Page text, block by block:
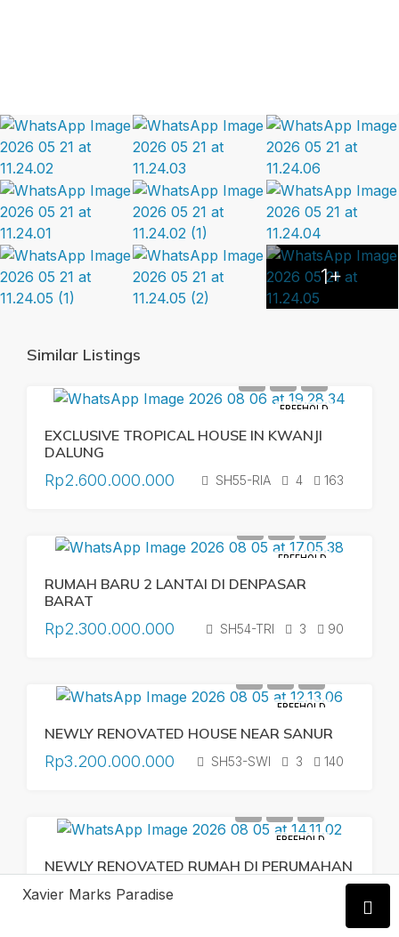
1+
Similar Listings
FREEHOLD
EXCLUSIVE TROPICAL HOUSE IN KWANJI
DALUNG
Rp2.600.000.000 SH55-RIA 4 163
FREEHOLD
RUMAH BARU 2 LANTAI DI DENPASAR
BARAT
Rp2.300.000.000 SH54-TRI 3 90
FREEHOLD
NEWLY RENOVATED HOUSE NEAR SANUR
Rp3.200.000.000 SH53-SWI 3 140
FREEHOLD
NEWLY RENOVATED RUMAH DI PERUMAHAN
Xavier Marks Paradise